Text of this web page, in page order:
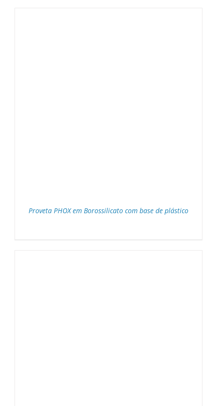
Proveta PHOX em Borossilicato com base de plástico